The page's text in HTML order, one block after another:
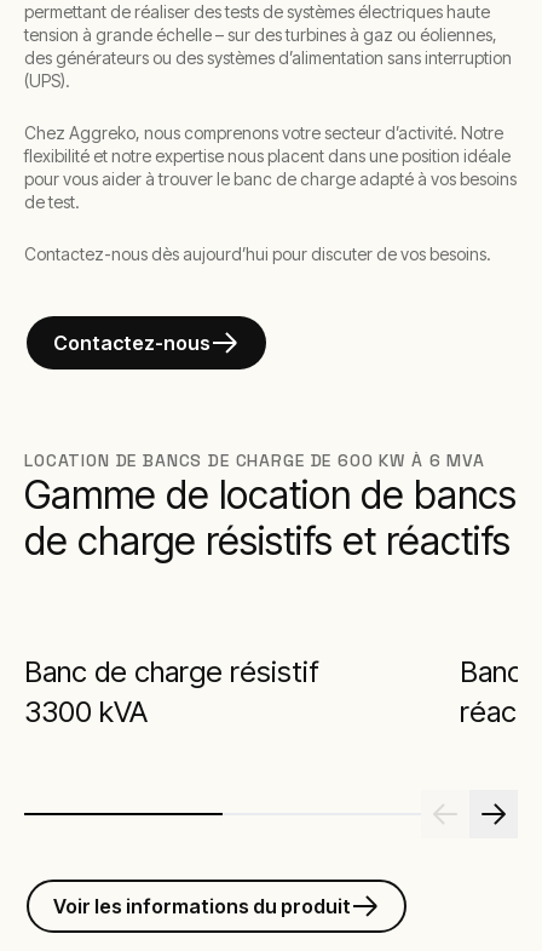
permettant de réaliser des tests de systèmes électriques haute
tension à grande échelle – sur des turbines à gaz ou éoliennes,
des générateurs ou des systèmes d’alimentation sans interruption
(UPS).
Chez Aggreko, nous comprenons votre secteur d’activité. Notre
flexibilité et notre expertise nous placent dans une position idéale
pour vous aider à trouver le banc de charge adapté à vos besoins
de test.
Contactez-nous dès aujourd’hui pour discuter de vos besoins.
Contactez-nous
LOCATION DE BANCS DE CHARGE DE 600 KW À 6 MVA
Gamme de location de bancs
de charge résistifs et réactifs
Banc de charge résistif
3300 kVA
Banc
Voir les informations du produit